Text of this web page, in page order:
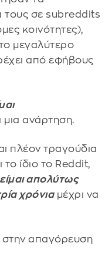
τους σε subreddits
κοινότητες),
μεγαλύτερο
από εφήβους
μια ανάρτηση.
πλέον τραγούδια
ίδιο το Reddit,
απολύτως
χρόνιαμέχρι να
στην απαγόρευση